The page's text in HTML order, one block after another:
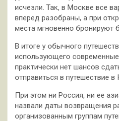
исчезли. Так, в Москве все
вперед разобраны, а при
места мгновенно бронируют
В итоге у обычного
использующего современные
практически нет шансов
отправиться в путешествие в
При этом ни Россия, ни ее
назвали даты возвращения
организованным группам